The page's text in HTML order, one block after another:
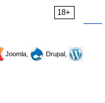
18+
Joomla,
Drupal,